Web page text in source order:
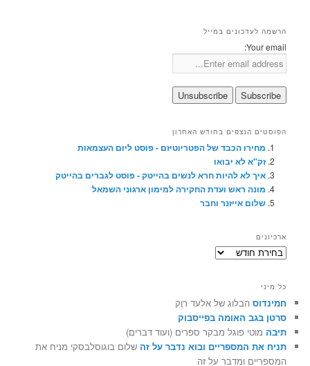
הרשמה לעדכונים במייל
Your email:
הפוסטים הנצפים בחודש האחרון
מחירו הכבד של הפטריוטיזם - פוסט ליום העצמאות
זק"א לא יבואו
איך לא להיות חרא לנשים בהייטק - פוסט לגברים בהייטק
מונה ראש ועדת החקירה למימון ארגוני השמאל
שלום אייזנר וחבר
ארכיונים
ארכיונים
כל מיני
חמינדוס הבלוג של אלעד רוֶק
סרטן בגב האומה בפייסבוק
תיבה מוטי פוגל מבקר ספרים (ועוד דברים)
תניח את המספריים ובוא נדבר על זה שלום בוגוסלבסקי מניח את
המספריים ומדבר על זה